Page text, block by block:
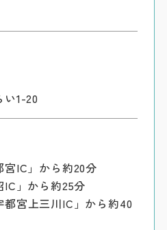
い1-20
宮IC」から約20分
IC」から約25分
都宮上三川IC」から約40